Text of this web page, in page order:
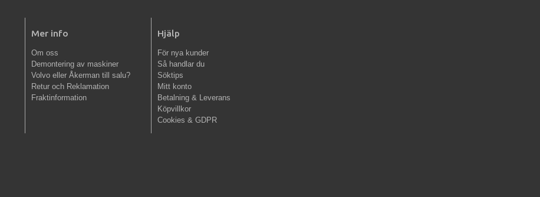
Mer info
Om oss
Demontering av maskiner
Volvo eller Åkerman till salu?
Retur och Reklamation
Fraktinformation
Hjälp
För nya kunder
Så handlar du
Söktips
Mitt konto
Betalning & Leverans
Köpvillkor
Cookies & GDPR